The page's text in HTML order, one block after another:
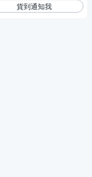
貨到通知我